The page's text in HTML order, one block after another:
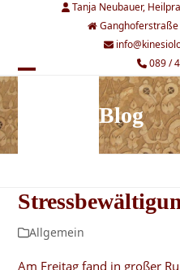
Tanja Neubauer,
089 /
Open
mobile
menu
Close
mobile
menu
Blog
Allgemein
Am Freitag fand in großer